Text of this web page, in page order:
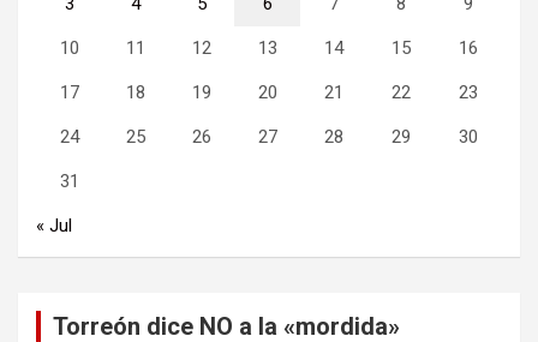
10 11 12 13 14 15 16
17 18 19 20 21 22 23
24 25 26 27 28 29 30
31
« Jul
Torreón dice NO a la «mordida»